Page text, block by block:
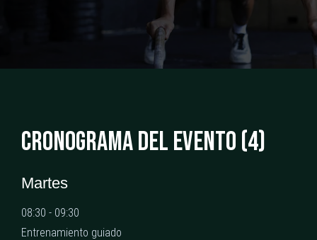
CRONOGRAMA DEL EVENTO (4)
Martes
08:30 - 09:30
Entrenamiento guiado